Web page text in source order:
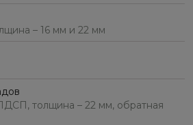
– 16 мм и 22 мм
толщина – 22 мм, обратная